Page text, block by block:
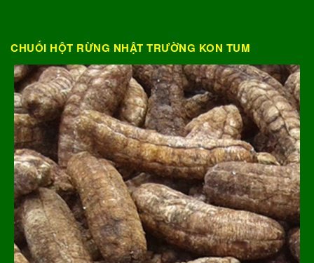
CHUỐI HỘT RỪNG NHẬT TRƯỜNG KON TUM